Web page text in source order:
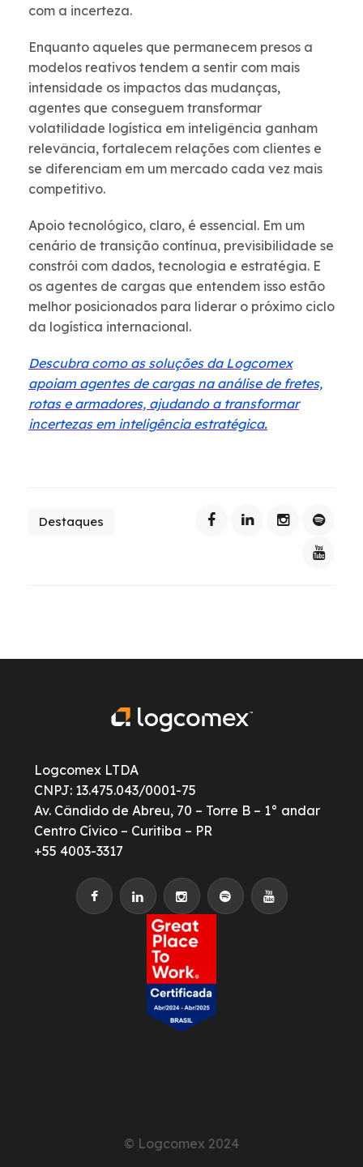
com a incerteza.
Enquanto aqueles que permanecem presos a
modelos reativos tendem a sentir com mais
intensidade os impactos das mudanças,
agentes que conseguem transformar
volatilidade logística em inteligência ganham
relevância, fortalecem relações com clientes e
se diferenciam em um mercado cada vez mais
competitivo.
Apoio tecnológico, claro, é essencial. Em um
cenário de transição contínua, previsibilidade se
constrói com dados, tecnologia e estratégia. E
os agentes de cargas que entendem isso estão
melhor posicionados para liderar o próximo ciclo
da logística internacional.
Descubra como as soluções da Logcomex
apoiam agentes de cargas na análise de fretes,
rotas e armadores, ajudando a transformar
incertezas em inteligência estratégica.
Destaques
Logcomex LTDA
CNPJ: 13.475.043/0001-75
Av. Cândido de Abreu, 70 – Torre B – 1° andar
Centro Cívico – Curitiba – PR
+55 4003-3317
© Logcomex 2024